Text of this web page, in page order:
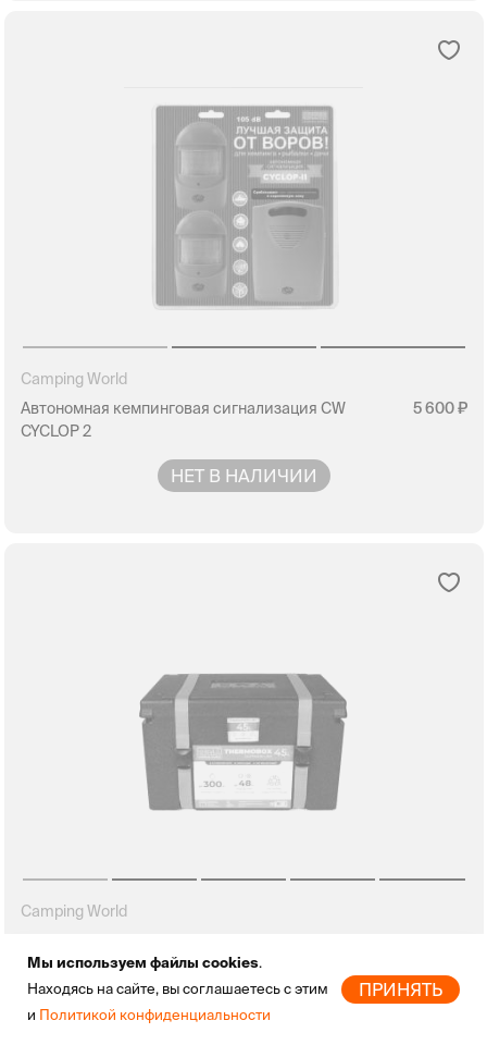
Camping World
Автономная кемпинговая сигнализация CW
CYCLOP 2
5 600
НЕТ В НАЛИЧИИ
Camping World
Thermobox Black (45л)
НЕТ В НАЛИЧИИ
Мы используем файлы cookies.
Находясь на сайте, вы соглашаетесь с этим
и Политикой конфиденциальности
ПРИНЯТЬ